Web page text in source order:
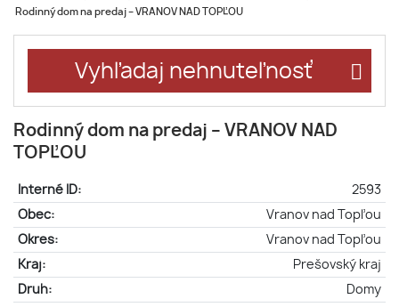
Rodinný dom na predaj – VRANOV NAD TOPĽOU
Vyhľadaj nehnuteľnosť
Rodinný dom na predaj – VRANOV NAD
TOPĽOU
Interné ID:
2593
Obec:
Vranov nad Topľou
Okres:
Vranov nad Topľou
Kraj:
Prešovský kraj
Druh:
Domy